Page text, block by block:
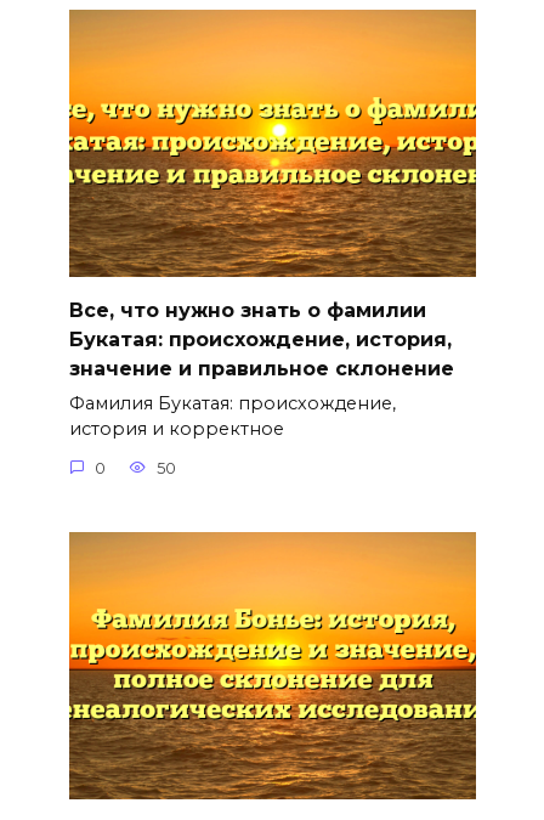
Все, что нужно знать о фамилии
Букатая: происхождение, история,
значение и правильное склонение
Фамилия Букатая: происхождение,
история и корректное
0 50